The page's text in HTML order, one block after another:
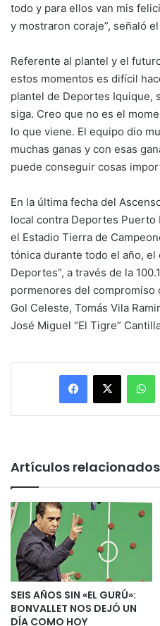
todo y para ellos van mis
y mostraron coraje”, señaló el
Referente al plantel y el
estos momentos es difícil
plantel de Deportes Iquique,
siga. Creo que no es el
lo que viene. El equipo dio
muchas ganas y con esas
puede conseguir cosas
En la última fecha del
local contra Deportes Puerto
el Estadio Tierra de
tónica durante todo el año,
Deportes”, a través de la
pormenores del compromiso
Gol Celeste, Tomás Vila
José Miguel “El Tigre”
Facebook
X
Artículos relacionados
SEIS AÑOS SIN «EL GURÚ»:
BONVALLET NOS DEJÓ UN
DÍA COMO HOY